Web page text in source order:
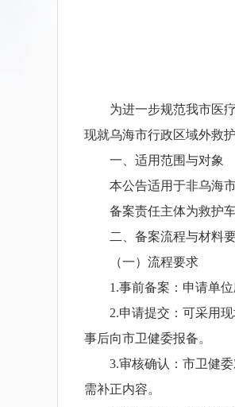
为进一步规范我市医疗
现就乌海市行政区域外救
一、适用范围与对象
本公告适用于非乌海市
备案责任主体为救护车
二、备案流程与材料
（一）流程要求
1.事前备案：申请单位
2.申请提交：可采用现
事后向市卫健委报备。
3.审核确认：市卫健委
需补正内容。